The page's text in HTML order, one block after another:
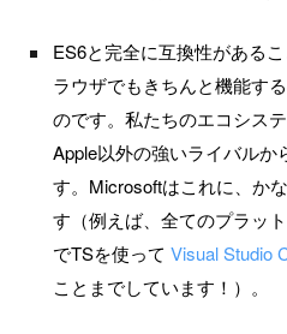
ES6と完全に互換性がある
ラウザでもきちんと機能す
のです。私たちのエコシステ
Apple以外の強いライバルか
す。Microsoftはこれに、か
す（例えば、全てのプラッ
でTSを使って Visual Studio
ことまでしています！）。